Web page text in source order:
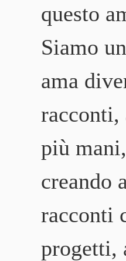
questo
Siamo
ama
più
creando
racconti
progetti,